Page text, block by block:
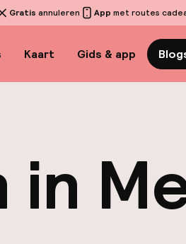
Gratis annuleren App met routes
Kaart Gids & app